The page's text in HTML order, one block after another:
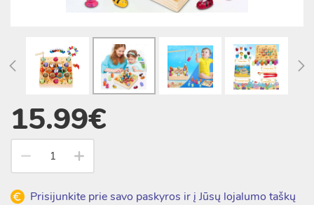
15.99€
Prisijunkite prie savo paskyros ir į Jūsų lojalumo taškų